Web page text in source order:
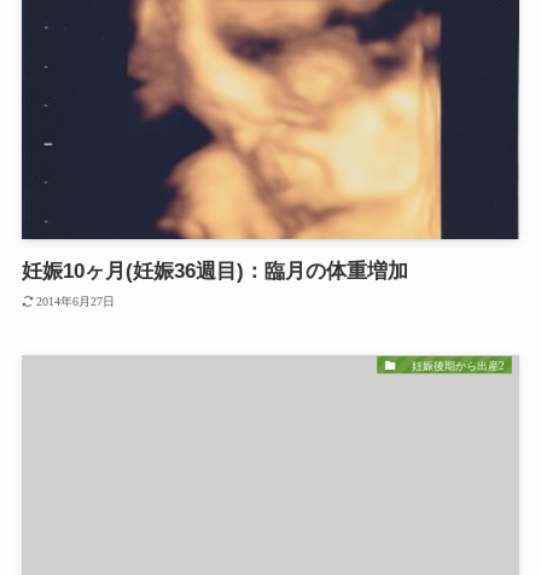
妊娠10ヶ月(妊娠36週目)：臨月の体重増加
2014年6月27日
妊娠後期から出産2